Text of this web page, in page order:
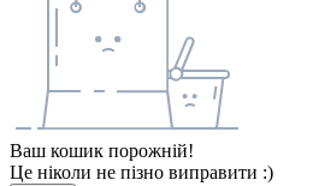
Ваш кошик порожній!
Це ніколи не пізно виправити :)